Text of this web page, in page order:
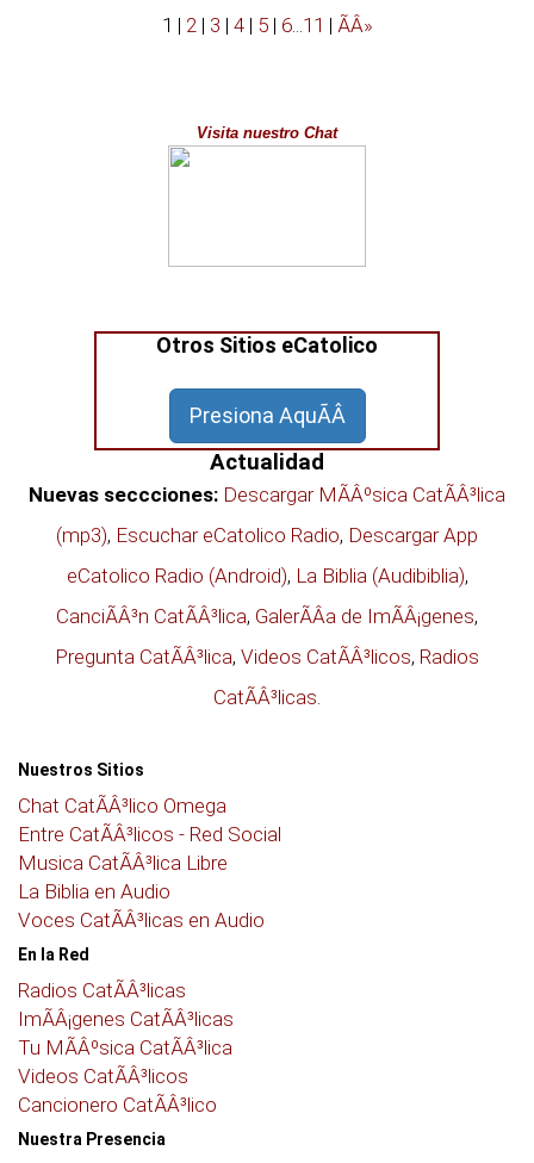
1 | 2| 3 | 4| 5| 6...11 | ÃÂ»
Visita nuestro Chat
Otros Sitios eCatolico
Actualidad
Nuevas seccciones: Descargar MÃÂºsica CatÃÂ³lica
(mp3), Escuchar eCatolico Radio, Descargar App
eCatolico Radio (Android), La Biblia (Audibiblia),
CanciÃÂ³n CatÃÂ³lica, GalerÃÂ­a de ImÃÂ¡genes,
Pregunta CatÃÂ³lica, Videos CatÃÂ³licos, Radios
CatÃÂ³licas.
Nuestros Sitios
Chat CatÃÂ³lico Omega
Entre CatÃÂ³licos - Red Social
Musica CatÃÂ³lica Libre
La Biblia en Audio
Voces CatÃÂ³licas en Audio
En la Red
Radios CatÃÂ³licas
ImÃÂ¡genes CatÃÂ³licas
Tu MÃÂºsica CatÃÂ³lica
Videos CatÃÂ³licos
Cancionero CatÃÂ³lico
Nuestra Presencia